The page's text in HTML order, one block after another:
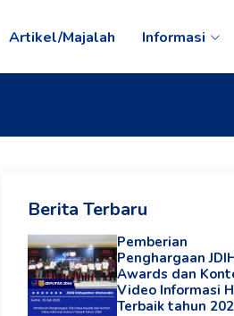
Artikel/Majalah Informasi
Berita Terbaru
Pemberian
Penghargaan
Awards dan
Video Informasi
Terbaik tahun